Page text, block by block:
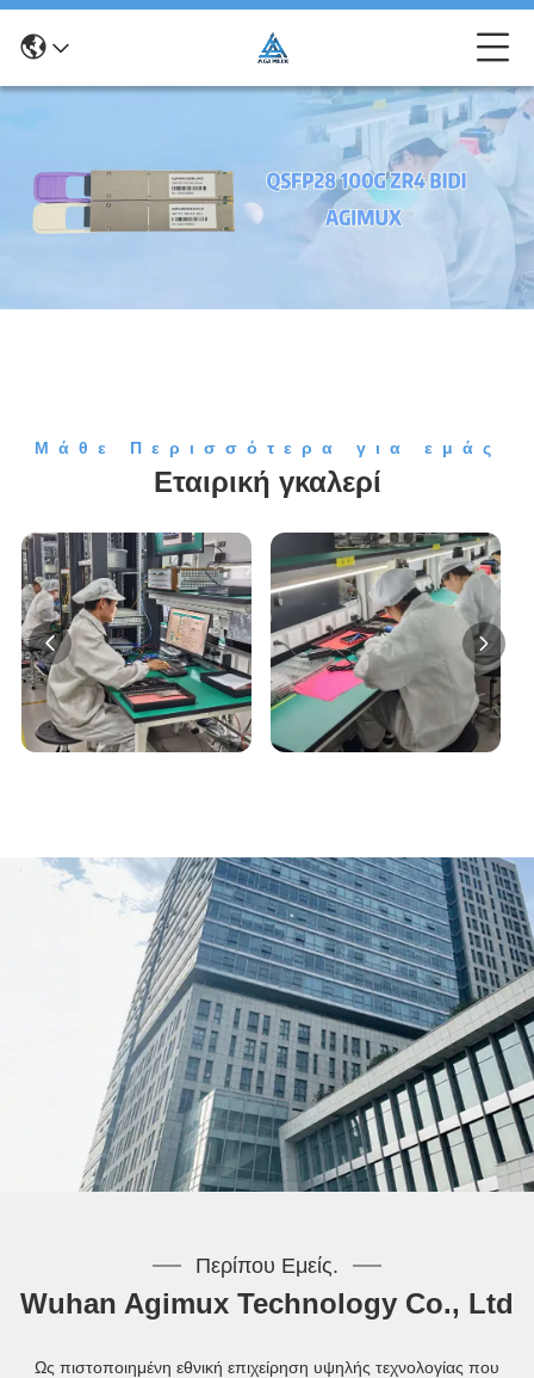
Μάθε Περισσότερα για εμάς
Εταιρική γκαλερί
Περίπου Εμείς.
Wuhan Agimux Technology Co., Ltd
Ως πιστοποιημένη εθνική επιχείρηση υψηλής τεχνολογίας που